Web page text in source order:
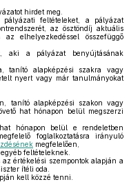
hirdet meg.
feltételeket, a pályázat
az ösztöndíj aktuális
elhelyezkedéssel összefüggő
aki a pályázat benyújtásának
tanító alapképzési szakra vagy
nyert vagy már tanulmányokat
tanító alapképzési szakon vagy
hat hónapon belül megszerzi
hónapon belül e rendeletben
foglalkoztatásra irányuló
megfelelően,
feltételeknek.
értékelési szempontok alapján a
ítéli oda.
kell közzé tenni.